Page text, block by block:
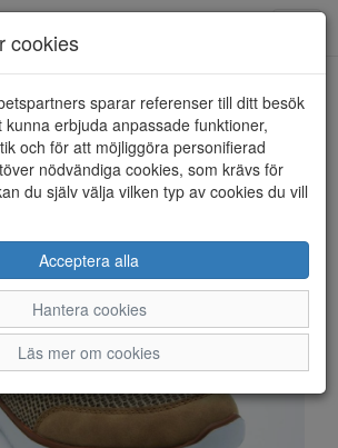
cookies
sparar referenser till ditt besök
erbjuda anpassade funktioner,
och för att möjliggöra personifierad
nödvändiga cookies, som krävs för
du själv välja vilken typ av cookies du vill
Acceptera alla
Hantera cookies
Läs mer om cookies